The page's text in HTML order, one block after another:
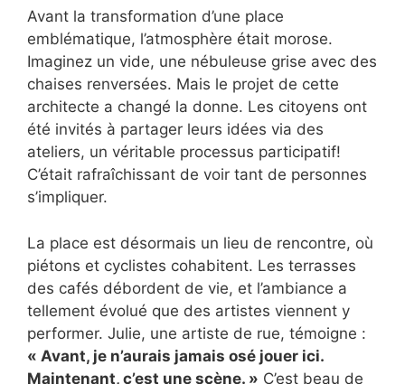
Avant la transformation d’une place
emblématique, l’atmosphère était morose.
Imaginez un vide, une nébuleuse grise avec des
chaises renversées. Mais le projet de cette
architecte a changé la donne. Les citoyens ont
été invités à partager leurs idées via des
ateliers, un véritable processus participatif!
C’était rafraîchissant de voir tant de personnes
s’impliquer.
La place est désormais un lieu de rencontre, où
piétons et cyclistes cohabitent. Les terrasses
des cafés débordent de vie, et l’ambiance a
tellement évolué que des artistes viennent y
performer. Julie, une artiste de rue, témoigne :
« Avant, je n’aurais jamais osé jouer ici.
Maintenant, c’est une scène. » C’est beau de